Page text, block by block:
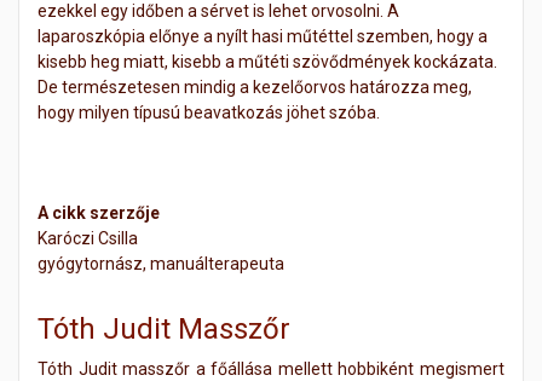
ezekkel egy időben a sérvet is lehet orvosolni. A
laparoszkópia előnye a nyílt hasi műtéttel szemben, hogy a
kisebb heg miatt, kisebb a műtéti szövődmények kockázata.
De természetesen mindig a kezelőorvos határozza meg,
hogy milyen típusú beavatkozás jöhet szóba.
A cikk szerzője
Karóczi Csilla
gyógytornász, manuálterapeuta
Tóth Judit Masszőr
Tóth Judit masszőr a főállása mellett hobbiként megismert